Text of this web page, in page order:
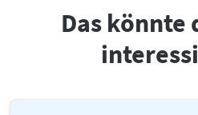
Das könnte